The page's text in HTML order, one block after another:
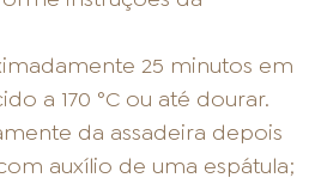
25 minutos em
a 170 °C ou até dourar.
da assadeira depois
auxílio de uma espátula;